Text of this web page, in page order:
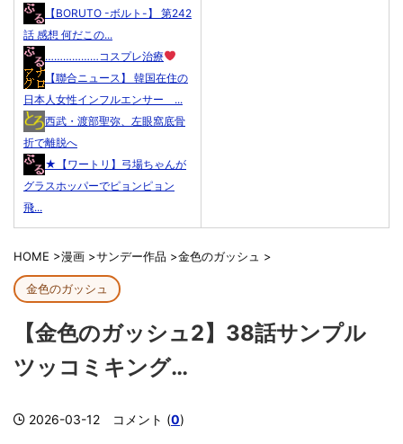
【BORUTO -ボルト-】 第242
話 感想 何だこの...
………………コスプレ治療
【聯合ニュース】 韓国在住の
日本人女性インフルエンサー ...
西武・渡部聖弥、左眼窩底骨
折で離脱へ
★【ワートリ】弓場ちゃんが
グラスホッパーでピョンピョン
飛...
HOME >漫画 >サンデー作品 >金色のガッシュ >
金色のガッシュ
【金色のガッシュ2】38話サンプル
ツッコミキング…
2026-03-12 コメント (0)